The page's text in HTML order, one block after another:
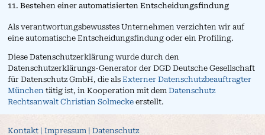
11. Bestehen einer automatisierten Entscheidungsfindung
Als verantwortungsbewusstes Unternehmen verzichten wir auf
eine automatische Entscheidungsfindung oder ein Profiling.
Diese Datenschutzerklärung wurde durch den
Datenschutzerklärungs-Generator der DGD Deutsche Gesellschaft
für Datenschutz GmbH, die alsExterner Datenschutzbeauftragter
München tätig ist, in Kooperation mit demDatenschutz
Rechtsanwalt Christian Solmecke erstellt.
Kontakt | Impressum | Datenschutz